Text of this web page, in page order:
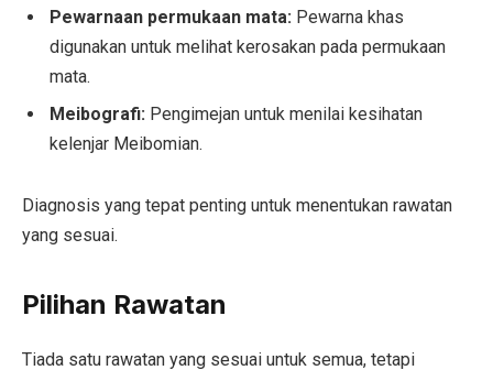
Pewarnaan permukaan mata: Pewarna khas
digunakan untuk melihat kerosakan pada permukaan
mata.
Meibografi: Pengimejan untuk menilai kesihatan
kelenjar Meibomian.
Diagnosis yang tepat penting untuk menentukan rawatan
yang sesuai.
Pilihan Rawatan
Tiada satu rawatan yang sesuai untuk semua, tetapi